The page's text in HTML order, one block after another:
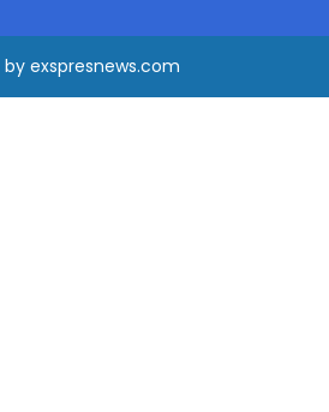
by exspresnews.com